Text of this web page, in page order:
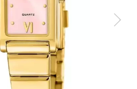
republice velmi známé a mezi lidmi
díky líbivosti designů a kreativitou tvarů
rádi. Kvalita Festin je srovnatelná s
Citizen, jelikož ocel jse stejná a
právě převážně kvalitní Citizen Myiota.
založena ve Švýcarsku a i přes to, že
Citizen, v podvědomí všech je stále
švýcar. Celkově můžeme ale směle říci,
této značky je jednoznačně na úrovni